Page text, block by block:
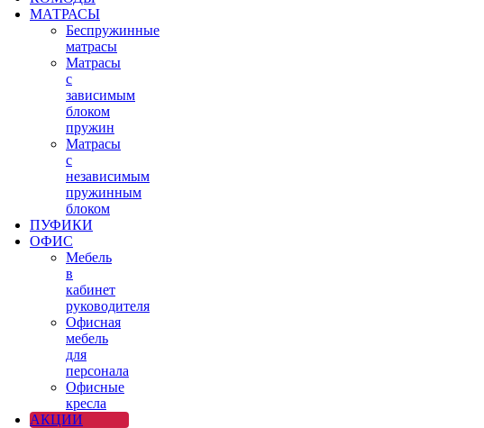
МАТРАСЫ
Беспружинные
матрасы
Матрасы
с
зависимым
блоком
пружин
Матрасы
с
независимым
пружинным
блоком
ПУФИКИ
ОФИС
Мебель
в
кабинет
руководителя
Офисная
мебель
для
персонала
Офисные
кресла
АКЦИИ